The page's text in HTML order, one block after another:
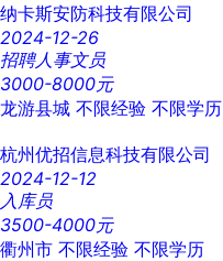
纳卡斯安防科技有限公司
2024-12-26
招聘人事文员
3000-8000元
龙游县城 不限经验 不限学历
杭州优招信息科技有限公司
2024-12-12
入库员
3500-4000元
衢州市 不限经验 不限学历